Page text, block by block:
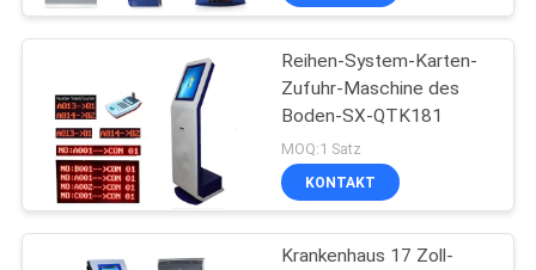
TRETEN
MIT
UNS
VERBINDUNG
Reihen-System-Karten-
Zufuhr-Maschine des
Boden-SX-QTK181
MOQ:1 Satz
KONTAKT
Krankenhaus 17 Zoll-